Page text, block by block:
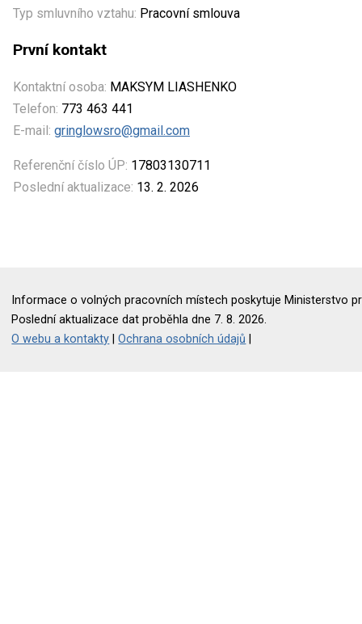
Typ smluvního vztahu: Pracovní smlouva
První kontakt
Kontaktní osoba: MAKSYM LIASHENKO
Telefon: 773 463 441
E-mail: gringlowsro@gmail.com
Referenční číslo ÚP: 17803130711
Poslední aktualizace: 13. 2. 2026
Informace o volných pracovních místech poskytuje Ministerstvo
Poslední aktualizace dat proběhla dne 7. 8. 2026.
O webu a kontakty |Ochrana osobních údajů